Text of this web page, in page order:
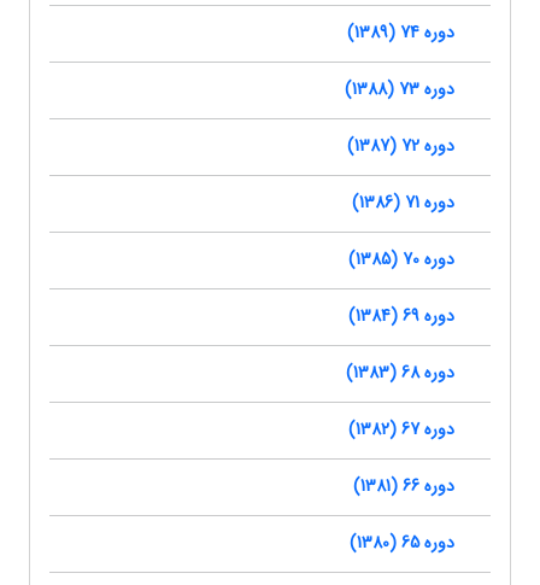
دوره 74 (1389)
دوره 73 (1388)
دوره 72 (1387)
دوره 71 (1386)
دوره 70 (1385)
دوره 69 (1384)
دوره 68 (1383)
دوره 67 (1382)
دوره 66 (1381)
دوره 65 (1380)